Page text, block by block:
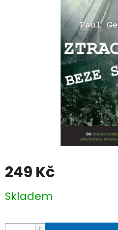
hvězdiček.
249 Kč
cena:
Skladem